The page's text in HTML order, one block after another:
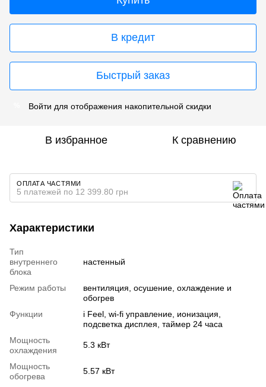
В кредит
Быстрый заказ
Войти для отображения накопительной скидки
В избранное К сравнению
ОПЛАТА ЧАСТЯМИ
5 платежей по 12 399.80 грн
Характеристики
Тип
внутреннего
блока
настенный
Режим работы
вентиляция, осушение, охлаждение и
обогрев
Функции
i Feel, wi-fi управление, ионизация,
подсветка дисплея, таймер 24 часа
Мощность
охлаждения
5.3 кВт
Мощность
обогрева
5.57 кВт